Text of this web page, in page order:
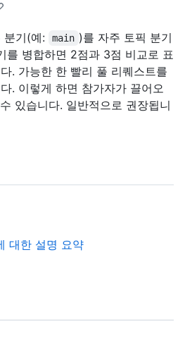
분기(예: main )를 자주 토픽 분기
를 병합하면 2점과 3점 비교로 표
. 가능한 한 빨리 풀 리퀘스트를
. 이렇게 하면 참가자가 끌어오
있습니다. 일반적으로 권장됩니
대한 설명 요약